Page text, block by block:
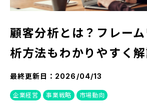
広告掲載に関するお問い合わせ
『SUNGROVE』について
利用規約
広告掲載に関する規約
顧客分析とは？フレー
析方法もわかりやすく
最終更新日： 2026/04/13
企業経営 事業戦略 市場動向